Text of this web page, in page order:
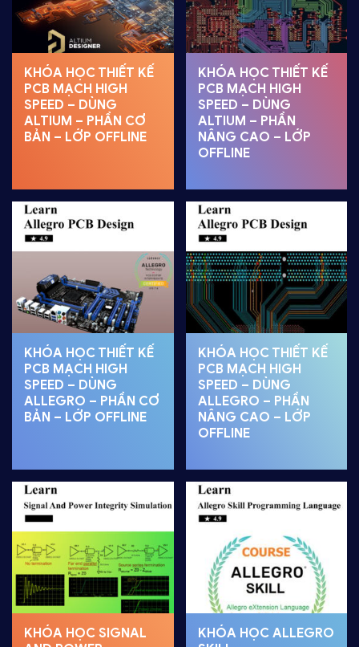
KHÓA HỌC THIẾT KẾ
PCB MẠCH HIGH
SPEED – DÙNG
ALTIUM – PHẦN CƠ
BẢN – LỚP OFFLINE
KHÓA HỌC THIẾT KẾ
PCB MẠCH HIGH
SPEED – DÙNG
ALTIUM – PHẦN
NÂNG CAO – LỚP
OFFLINE
KHÓA HỌC THIẾT KẾ
PCB MẠCH HIGH
SPEED – DÙNG
ALLEGRO – PHẦN CƠ
BẢN – LỚP OFFLINE
KHÓA HỌC THIẾT KẾ
PCB MẠCH HIGH
SPEED – DÙNG
ALLEGRO – PHẦN
NÂNG CAO – LỚP
OFFLINE
KHÓA HỌC SIGNAL
KHÓA HỌC ALLEGRO